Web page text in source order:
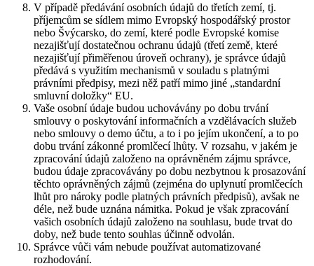
V případě předávání osobních údajů do třetích zemí, tj.
příjemcům se sídlem mimo Evropský hospodářský prostor
nebo Švýcarsko, do zemí, které podle Evropské komise
nezajišťují dostatečnou ochranu údajů (třetí země, které
nezajišťují přiměřenou úroveň ochrany), je správce údajů
předává s využitím mechanismů v souladu s platnými
právními předpisy, mezi něž patří mimo jiné „standardní
smluvní doložky“ EU.
Vaše osobní údaje budou uchovávány po dobu trvání
smlouvy o poskytování informačních a vzdělávacích služeb
nebo smlouvy o demo účtu, a to i po jejím ukončení, a to po
dobu trvání zákonné promlčecí lhůty. V rozsahu, v jakém je
zpracování údajů založeno na oprávněném zájmu správce,
budou údaje zpracovávány po dobu nezbytnou k prosazování
těchto oprávněných zájmů (zejména do uplynutí promlčecích
lhůt pro nároky podle platných právních předpisů), avšak ne
déle, než bude uznána námitka. Pokud je však zpracování
vašich osobních údajů založeno na souhlasu, bude trvat do
doby, než bude tento souhlas účinně odvolán.
Správce vůči vám nebude používat automatizované
rozhodování.